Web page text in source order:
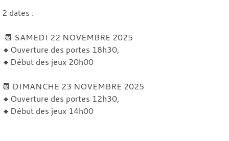
2 dates :
📆 SAMEDI 22 NOVEMBRE 2025
🔸Ouverture des portes 18h30,
🔸Début des jeux 20h00
📆 DIMANCHE 23 NOVEMBRE 2025
🔸Ouverture des portes 12h30,
🔸Début des jeux 14h00